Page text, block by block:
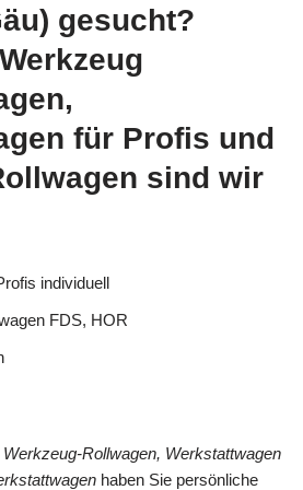
gesucht?
für Profis und
sind wir
individuell
FDS, HOR
Rollwagen, Werkstattwagen
haben Sie persönliche